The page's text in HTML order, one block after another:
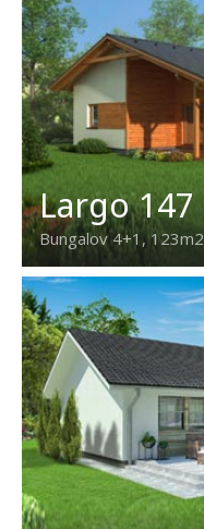
Largo 147
Bungalov 4+1, 123m2